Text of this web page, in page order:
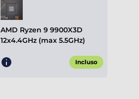
AMD Ryzen 9 9900X3D
12x4.4GHz (max 5.5GHz)
Incluso